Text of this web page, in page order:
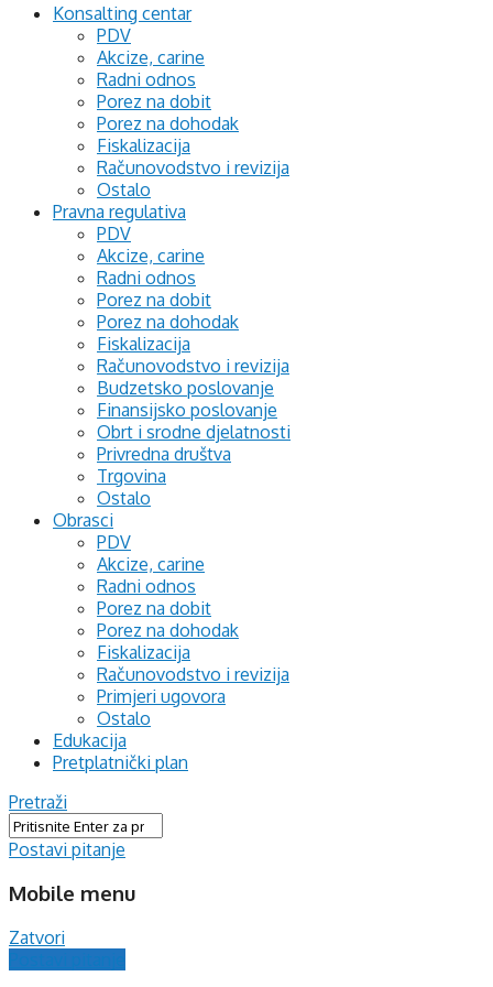
Konsalting centar
PDV
Akcize, carine
Radni odnos
Porez na dobit
Porez na dohodak
Fiskalizacija
Računovodstvo i revizija
Ostalo
Pravna regulativa
PDV
Akcize, carine
Radni odnos
Porez na dobit
Porez na dohodak
Fiskalizacija
Računovodstvo i revizija
Budzetsko poslovanje
Finansijsko poslovanje
Obrt i srodne djelatnosti
Privredna društva
Trgovina
Ostalo
Obrasci
PDV
Akcize, carine
Radni odnos
Porez na dobit
Porez na dohodak
Fiskalizacija
Računovodstvo i revizija
Primjeri ugovora
Ostalo
Edukacija
Pretplatnički plan
Pretraži
Postavi pitanje
Mobile menu
Zatvori